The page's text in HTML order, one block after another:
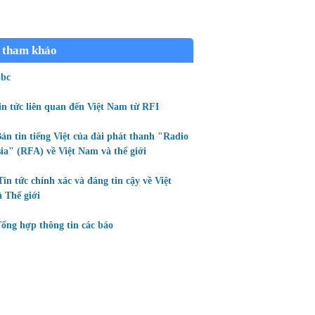
tham khảo
tức liên quan đến Việt Nam từ RFI
tin tiếng Việt của đài phát thanh "Radio
(RFA) về Việt Nam và thế giới
tức chính xác và đáng tin cậy về Việt
Thế giới
hợp thông tin các báo